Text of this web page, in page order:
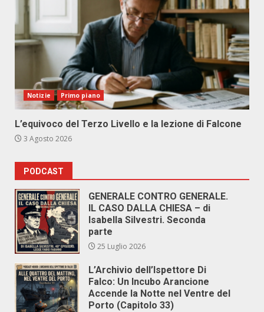
Notizie Primo piano
L’equivoco del Terzo Livello e la lezione di Falcone
3 Agosto 2026
PODCAST
GENERALE CONTRO GENERALE.
IL CASO DALLA CHIESA – di
Isabella Silvestri. Seconda
parte
25 Luglio 2026
L’Archivio dell’Ispettore Di
Falco: Un Incubo Arancione
Accende la Notte nel Ventre del
Porto (Capitolo 33)